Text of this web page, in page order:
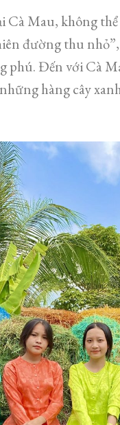
Cà Mau, không
đường thu
phú. Đến với Cà
hàng cây